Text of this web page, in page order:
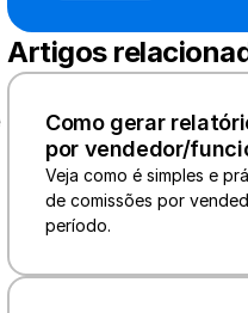
Artigos
Como gerar
por vendedor/
Veja como é simples e
de comissões por
período.